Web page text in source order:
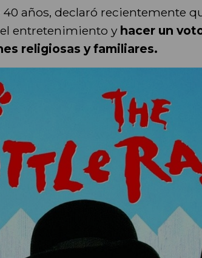
40 años, declaró recientemente
entretenimiento yhacer un
religiosas y familiares.